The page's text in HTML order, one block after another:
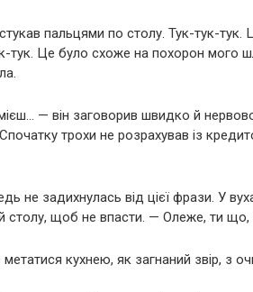
пальцями по столу. Тук-тук-
тук. Це було схоже на похорон
— він заговорив швидко й
трохи не розрахував із
не задихнулась від цієї фрази. У
столу, щоб не впасти. — Олеже, ти
метатися кухнею, як загнаний звір, з